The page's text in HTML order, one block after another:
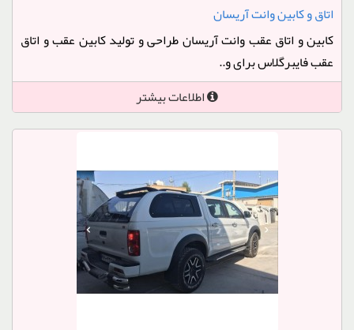
اتاق و کابین وانت آریسان
کابین و اتاق عقب وانت آریسان طراحی و تولید کابین عقب و اتاق
عقب فایبرگلاس برای و..
اطلاعات بیشتر